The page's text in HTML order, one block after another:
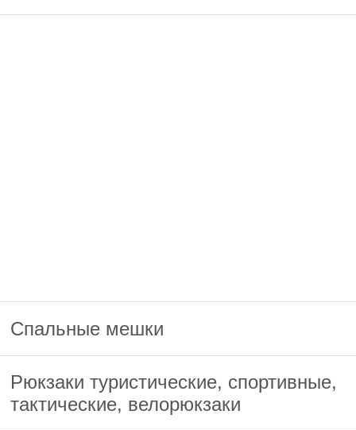
Спальные мешки
Рюкзаки туристические, спортивные,
тактические, велорюкзаки